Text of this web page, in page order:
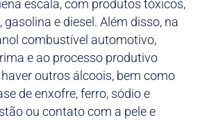
escala, com produtos tóxicos,
e diesel. Além disso, na
combustível automotivo,
e ao processo produtivo
outros álcoois, bem como
de enxofre, ferro, sódio e
ou contato com a pele e